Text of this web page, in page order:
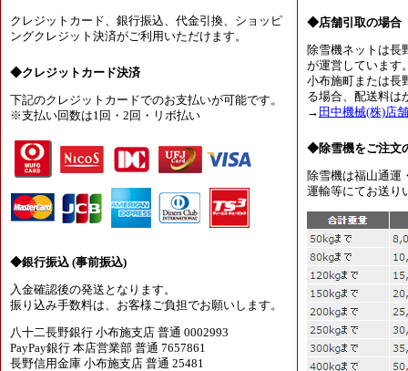
クレジットカード、銀行振込、代金引換、ショッピ
ングクレジット決済がご利用いただけます。
◆クレジットカード決済
下記のクレジットカードでのお支払いが可能です。
※支払い回数は1回・2回・リボ払い
◆銀行振込 (事前振込)
入金確認後の発送となります。
振り込み手数料は、お客様ご負担でお願いします。
八十二長野銀行 小布施支店 普通 0002993
PayPay銀行 本店営業部 普通 7657861
長野信用金庫 小布施支店 普通 25481
◆店舗引取の場合
除雪機ネットは長
が運営しています
小布施町または長
る場合、配送料は
→ 田中機械(株)店
◆除雪機をご注文
除雪機は福山通運
運輸等にてお送り